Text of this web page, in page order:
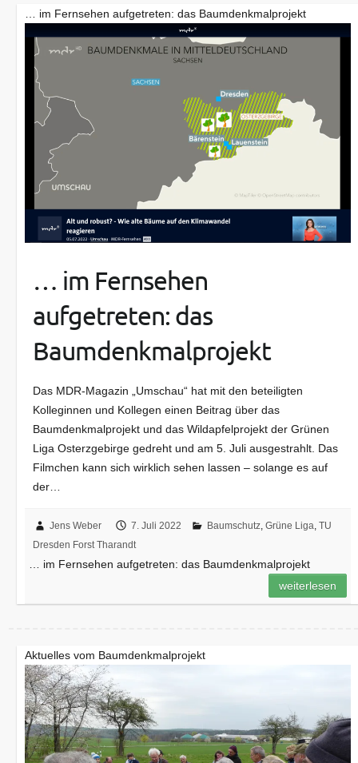
… im Fernsehen aufgetreten: das Baumdenkmalprojekt
… im Fernsehen
aufgetreten: das
Baumdenkmalprojekt
Das MDR-Magazin „Umschau“ hat mit den beteiligten
Kolleginnen und Kollegen einen Beitrag über das
Baumdenkmalprojekt und das Wildapfelprojekt der Grünen
Liga Osterzgebirge gedreht und am 5. Juli ausgestrahlt. Das
Filmchen kann sich wirklich sehen lassen – solange es auf
der…
Jens Weber 7. Juli 2022 Baumschutz,Grüne Liga,TU
Dresden Forst Tharandt
… im Fernsehen aufgetreten: das Baumdenkmalprojekt
weiterlesen
Aktuelles vom Baumdenkmalprojekt